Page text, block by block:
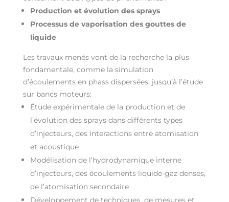
Production et évolution des sprays
Processus de vaporisation des gouttes de
liquide
Les travaux menés vont de la recherche la plus
fondamentale, comme la simulation
d’écoulements en phass dispersées, jusqu’à l’étude
sur bancs moteurs:
Étude expérimentale de la production et de
l’évolution des sprays dans différents types
d’injecteurs, des interactions entre atomisation
et acoustique
Modélisation de l’hydrodynamique interne
d’injecteurs, des écoulements liquide-gaz denses,
de l’atomisation secondaire
Développement de techniques de mesures et